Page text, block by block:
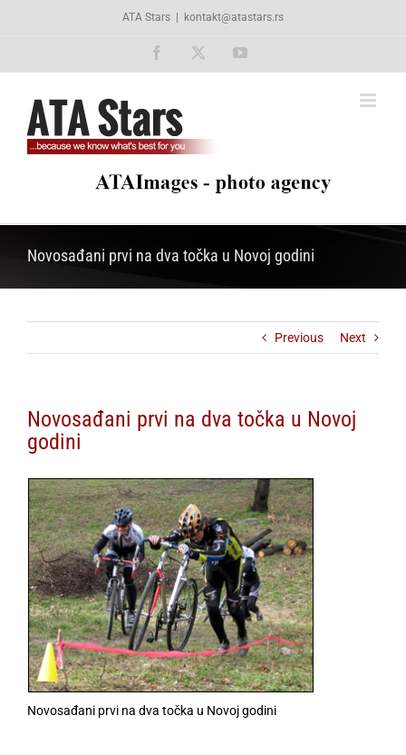
ATA Stars kontakt@atastars.rs
Facebook YouTube
Novosađani prvi na dva točka u Novoj godini
Previous Next
Novosađani prvi na dva točka u Novoj
godini
Novosađani prvi na dva točka u Novoj godini